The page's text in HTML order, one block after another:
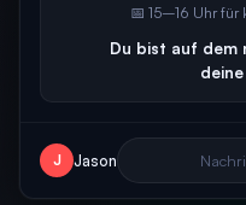
📅 15–16 Uhr für
Du bist auf dem
J Jason